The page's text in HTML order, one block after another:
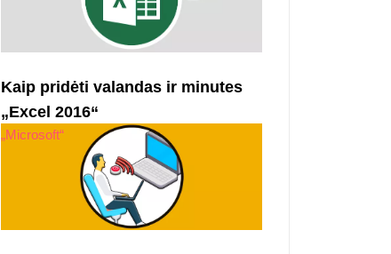
Kaip pridėti valandas ir minutes
„Excel 2016“
„Microsoft“